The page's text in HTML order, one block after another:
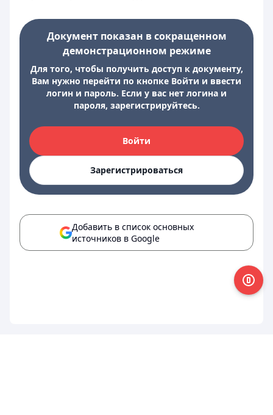
Документ показан в сокращенном
демонстрационном режиме
Для того, чтобы получить доступ к документу,
Вам нужно перейти по кнопке Войти и ввести
логин и пароль. Если у вас нет логина и
пароля, зарегистрируйтесь.
Войти
Зарегистрироваться
Добавить в список основных
источников в Google